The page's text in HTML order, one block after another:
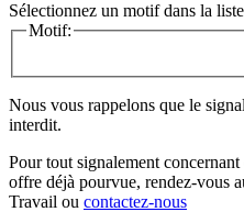
Sélectionnez un motif dans la
Motif:
Nous vous rappelons que le
interdit.
Pour tout signalement concernant
offre déjà pourvue, rendez-vous
Travail ou contactez-nous